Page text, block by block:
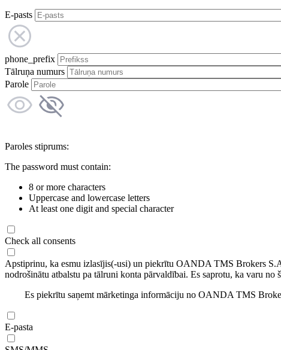
E-pasts
phone_prefix
Tālruņa numurs
Parole
Paroles stiprums:
The password must contain:
8 or more characters
Uppercase and lowercase letters
At least one digit and special character
Check all consents
Apstiprinu, ka esmu izlasījis(-usi) un piekrītu OANDA TMS Brokers
nodrošinātu atbalstu pa tālruni konta pārvaldībai. Es saprotu, ka varu no
Es piekrītu saņemt mārketinga informāciju no OANDA TMS
E-pasta